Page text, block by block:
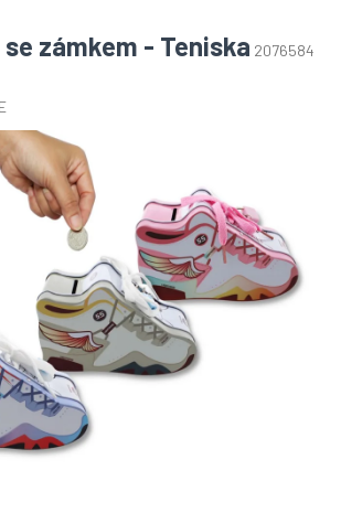
zámkem - Teniska 2076584